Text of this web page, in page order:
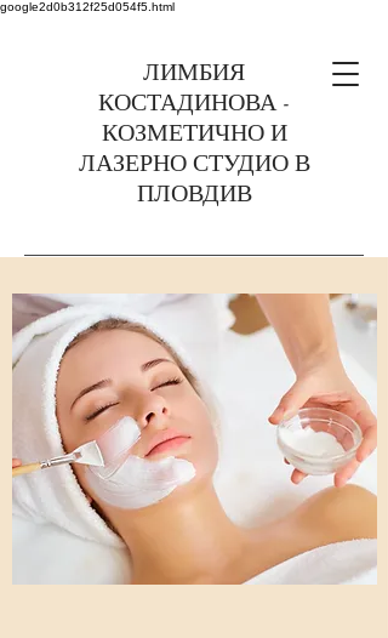
google2d0b312f25d054f5.html
ЛИМБИЯ
КОСТАДИНОВА -
КОЗМЕТИЧНО И
ЛАЗЕРНО СТУДИО В
ПЛОВДИВ
ул. Найден Геров 6